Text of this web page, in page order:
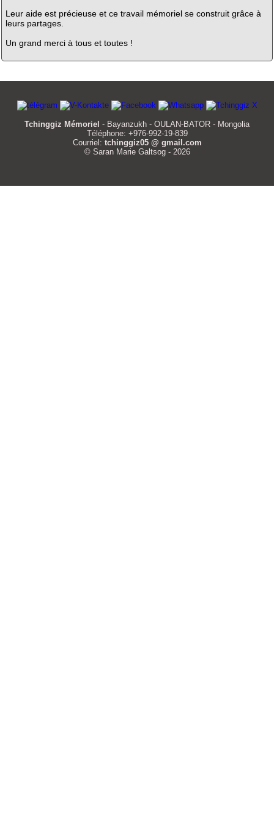
Leur aide est précieuse et ce travail mémoriel se construit grâce à
leurs partages.
Un grand merci à tous et toutes !
Tchinggiz Mémoriel - Bayanzukh - OULAN-BATOR - Mongolia
Téléphone: +976-992-19-839
Courriel: tchinggiz05 @ gmail.com
© Saran Marie Galtsog - 2026